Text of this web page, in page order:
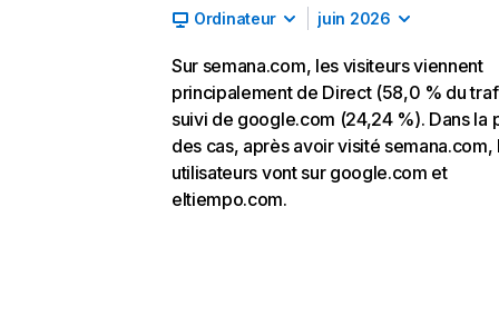
Ordinateur juin 2026
Sur semana.com, les visiteurs viennent
principalement de Direct (58,0 % du
suivi de google.com (24,24 %). Dans la
des cas, après avoir visité semana.com,
utilisateurs vont sur google.com et
eltiempo.com.